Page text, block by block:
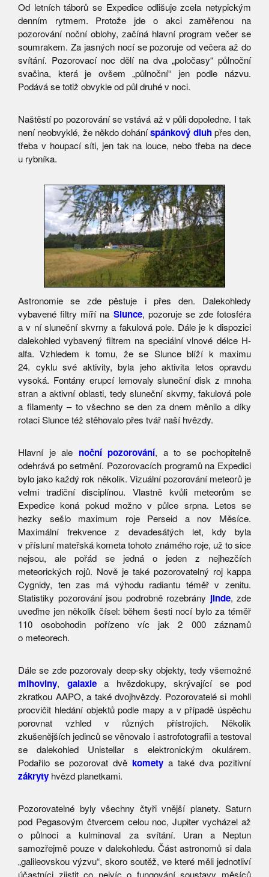
Od letních táborů se Expedice odlišuje zcela netypickým
denním rytmem. Protože jde o akci zaměřenou na
pozorování noční oblohy, začíná hlavní program večer se
soumrakem. Za jasných nocí se pozoruje od večera až do
svítání. Pozorovací noc dělí na dva „poločasy“ půlnoční
svačina, která je ovšem „půlnoční“ jen podle názvu.
Podává se totiž obvykle od půl druhé v noci.
Naštěstí po pozorování se vstává až v půli dopoledne. I tak
není neobvyklé, že někdo doháníspánkový dluhpřes den,
třeba v houpací síti, jen tak na louce, nebo třeba na dece
u rybníka.
Astronomie se zde pěstuje i přes den. Dalekohledy
vybavené filtry míří na Slunce, pozoruje se zde fotosféra
a v ní sluneční skvrny a fakulová pole. Dále je k dispozici
dalekohled vybavený filtrem na speciální vlnové délce H-
alfa. Vzhledem k tomu, že se Slunce blíží k maximu
24. cyklu své aktivity, byla jeho aktivita letos opravdu
vysoká. Fontány erupcí lemovaly sluneční disk z mnoha
stran a aktivní oblasti, tedy sluneční skvrny, fakulová pole
a filamenty – to všechno se den za dnem měnilo a díky
rotaci Slunce též stěhovalo přes tvář naší hvězdy.
Hlavní je ale noční pozorování, a to se pochopitelně
odehrává po setmění. Pozorovacích programů na Expedici
bylo jako každý rok několik. Vizuální pozorování meteorů je
velmi tradiční disciplínou. Vlastně kvůli meteorům se
Expedice koná pokud možno v půlce srpna. Letos se
hezky sešlo maximum roje Perseid a nov Měsíce.
Maximální frekvence z devadesátých let, kdy byla
v přísluní mateřská kometa tohoto známého roje, už to sice
nejsou, ale pořád se jedná o jeden z nejhezčích
meteorických rojů. Nově je také pozorovatelný roj kappa
Cygnidy, ten zas má výhodu radiantu téměř v zenitu.
Statistiky pozorování jsou podrobně rozebrány jinde, zde
uveďme jen několik čísel: během šesti nocí bylo za téměř
110 osobohodin pořízeno víc jak 2 000 záznamů
o meteorech.
Dále se zde pozorovaly deep-sky objekty, tedy všemožné
mlhoviny, galaxiea hvězdokupy, skrývající se pod
zkratkou AAPO, a také dvojhvězdy. Pozorovatelé si mohli
procvičit hledání objektů podle mapy a v případě úspěchu
porovnat vzhled v různých přístrojích. Několik
zkušenějších jedinců se věnovalo i astrofotografii a testoval
se dalekohled Unistellar s elektronickým okulárem.
Podařilo se pozorovat dvě komety a také dva pozitivní
zákryty hvězd planetkami.
Pozorovatelné byly všechny čtyři vnější planety. Saturn
pod Pegasovým čtvercem celou noc, Jupiter vycházel až
o půlnoci a kulminoval za svítání. Uran a Neptun
samozřejmě pouze v dalekohledu. Část astronomů si dala
„galileovskou výzvu“, skoro soutěž, ve které měli jednotliví